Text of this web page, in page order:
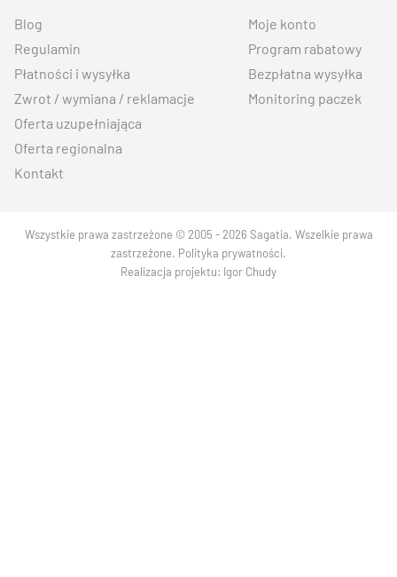
Blog
Regulamin
Płatności i wysyłka
Zwrot / wymiana / reklamacje
Oferta uzupełniająca
Oferta regionalna
Kontakt
Moje konto
Program rabatowy
Bezpłatna wysyłka
Monitoring paczek
Wszystkie prawa zastrzeżone © 2005 - 2026 Sagatia. Wszelkie prawa
zastrzeżone. Polityka prywatności.
Realizacja projektu: Igor Chudy